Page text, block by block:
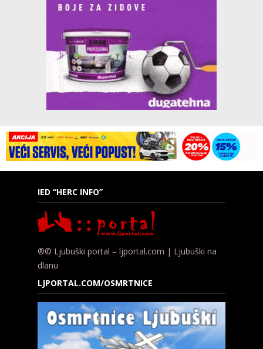
IED “HERC INFO”
®© Ljubuški portal – ljportal.com | Ljubuški na
dlanu
LJPORTAL.COM/OSMRTNICE